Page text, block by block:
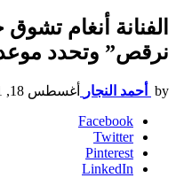
الفنانة أنغام
نرقص” وتحدد
by أحمد النجار أغسطس 18, 2021, 1:12 ص
Facebook
Twitter
Pinterest
LinkedIn